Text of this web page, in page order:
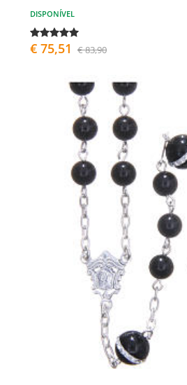
DISPONÍVEL
€ 75,51 € 83,90